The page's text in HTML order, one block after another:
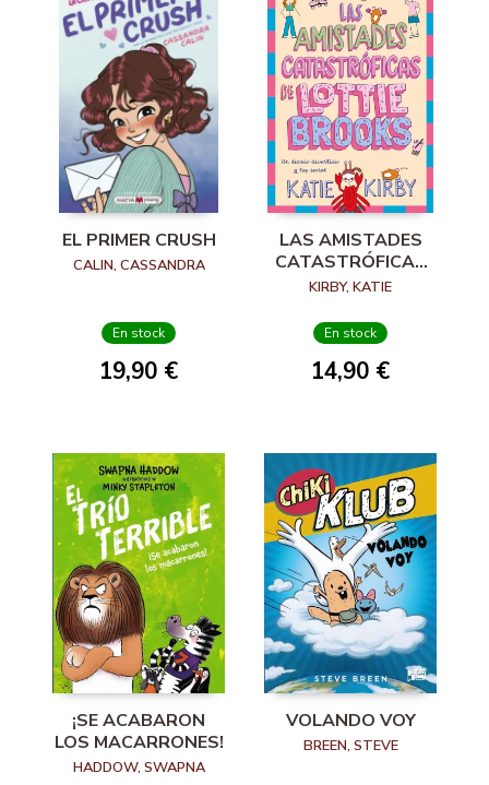
EL PRIMER CRUSH
CALIN, CASSANDRA
En stock
19,90 €
LAS AMISTADES
CATASTRÓFICAS
DE LOTTIE BROOKS
KIRBY, KATIE
En stock
14,90 €
¡SE ACABARON
LOS MACARRONES!
HADDOW, SWAPNA
VOLANDO VOY
BREEN, STEVE